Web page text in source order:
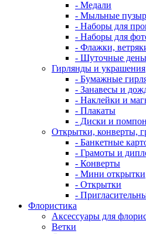
- Медали
- Мыльные
- Наборы для
- Наборы для
- Флажки,
- Шуточные
Гирлянды и украшения
- Бумажные
- Занавесы и
- Наклейки и
- Плакаты
- Диски и
Открытки, конверты,
- Банкетные
- Грамоты и
- Конверты
- Мини открытки
- Открытки
-
Флористика
Аксессуары для
Ветки